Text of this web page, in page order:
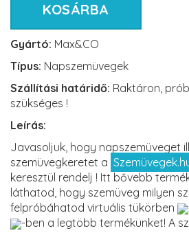
KOSÁRBA
Gyártó: Max&CO
Típus: Napszemüvegek
Szállítási határidő: Raktáron,
szükséges !
Leírás:
Javasoljuk, hogy napszemüveget
szemüvegkeretet a
keresztül rendelj ! Itt bővebb
láthatod, hogy szemüveg milyen
felpróbáhatod virtuális tükörben
-ben a legtöbb termékünket! A